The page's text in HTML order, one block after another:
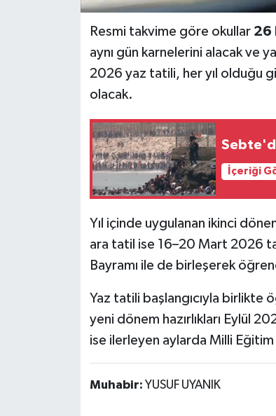
Resmi takvime göre okullar 26
aynı gün karnelerini alacak ve
2026 yaz tatili, her yıl olduğu
olacak.
İçeriği
Yıl içinde uygulanan ikinci
ara tatil ise 16–20 Mart 2026
Bayramı ile de birleşerek
Yaz tatili başlangıcıyla birlikte
yeni dönem hazırlıkları Eylül
ise ilerleyen aylarda Milli Eğitim
Muhabir: YUSUF UYANIK